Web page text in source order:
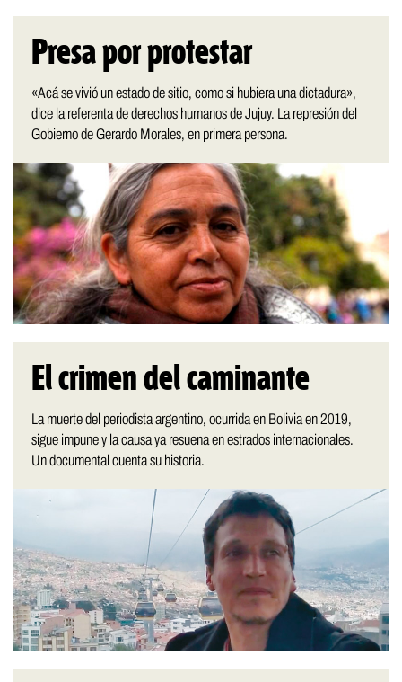
Presa por protestar
«Acá se vivió un estado de sitio, como si hubiera una dictadura»,
dice la referenta de derechos humanos de Jujuy. La represión del
Gobierno de Gerardo Morales, en primera persona.
El crimen del caminante
La muerte del periodista argentino, ocurrida en Bolivia en 2019,
sigue impune y la causa ya resuena en estrados internacionales.
Un documental cuenta su historia.